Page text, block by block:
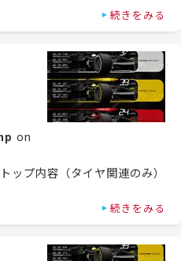
続きをみる
on
ップ内容（タイヤ関連のみ）
続きをみる